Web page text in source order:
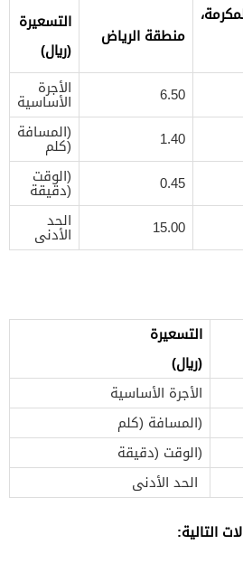
منطقة الرياض
التسعيرة
(ريال)
6.50 الأجرة
الأساسية
1.40 (المسافة
(كلم
0.45 (الوقت
(دقيقة
15.00 الحد
الأدنى
التسعيرة
(ريال)
الأجرة الأساسية
(المسافة (كلم
(الوقت (دقيقة
الحد الأدنى
التالية: